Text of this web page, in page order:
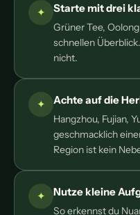
Starte mit drei
Grüner Tee,
schnellen
nicht.
Achte auf die
Hangzhou, Fujian,
geschmacklich
Region ist kein
Nutze kleine
So erkennst du